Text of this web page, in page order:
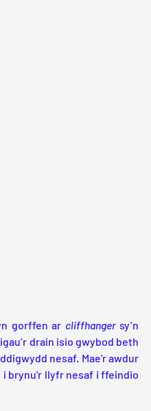
gorffen ar cliffhanger sy’n
drain isio gwybod beth
nesaf. Mae'r awdur
i brynu'r llyfr nesaf i ffeindio